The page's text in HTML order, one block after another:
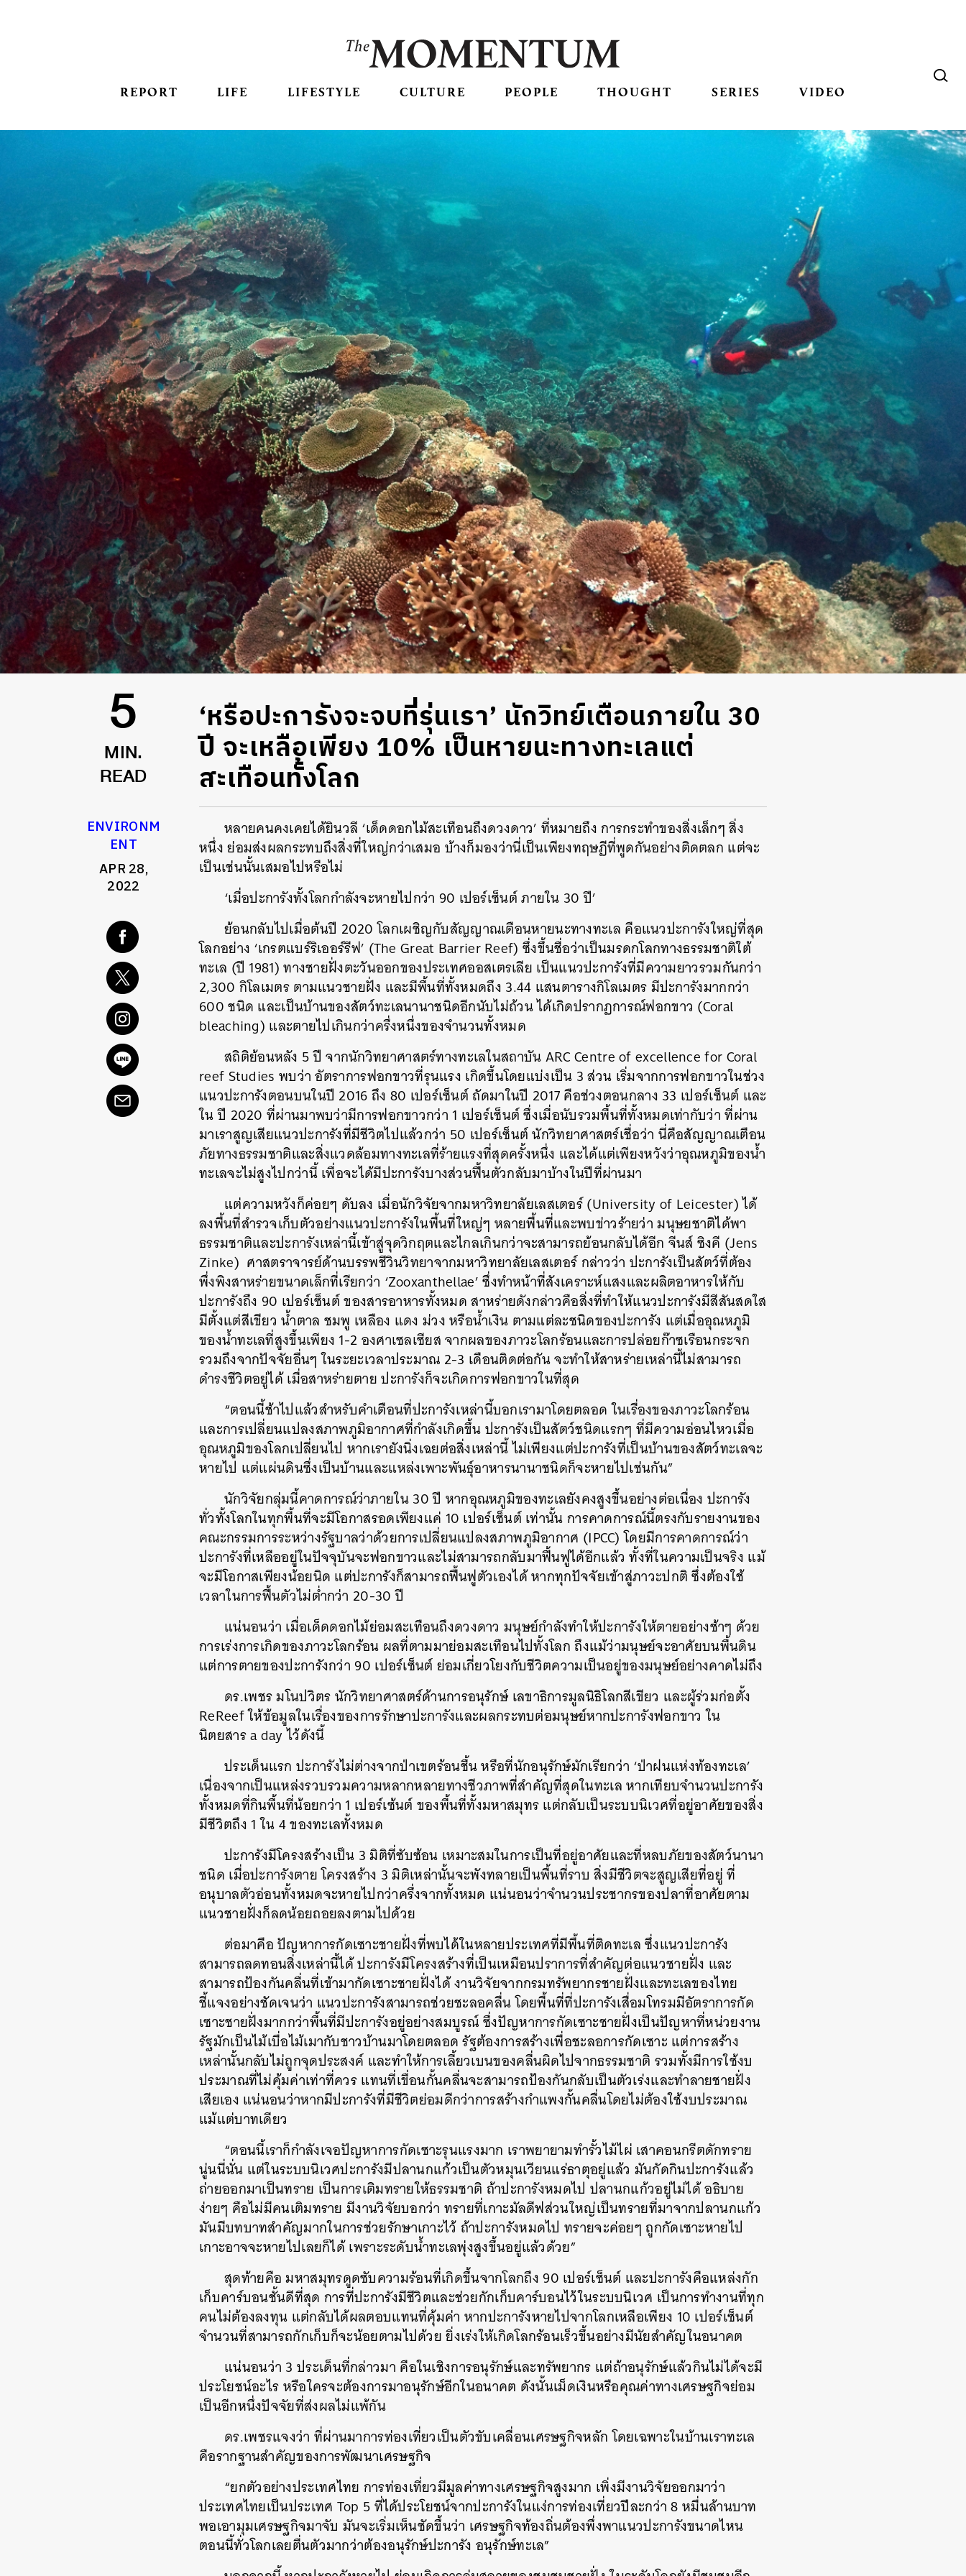
REPORT LIFE LIFESTYLE CULTURE PEOPLE THOUGHT SERIES VIDEO
5
MIN.
READ
ENVIRONM
ENT
APR 28,
2022
‘หรือปะการังจะจบที่รุ่นเรา’ นักวิทย์เตือนภายใน 30
ปี จะเหลือเพียง 10% เป็นหายนะทางทะเลแต่
สะเทือนทั้งโลก
หลายคนคงเคยได้ยินวลี ‘เด็ดดอกไม้สะเทือนถึงดวงดาว’ ที่หมายถึง การกระทำของสิ่งเล็กๆ สิ่ง
หนึ่ง ย่อมส่งผลกระทบถึงสิ่งที่ใหญ่กว่าเสมอ บ้างก็มองว่านี่เป็นเพียงทฤษฏีที่พูดกันอย่างติดตลก แต่จะ
เป็นเช่นนั้นเสมอไปหรือไม่
‘เมื่อปะการังทั้งโลกกำลังจะหายไปกว่า 90 เปอร์เซ็นต์ ภายใน 30 ปี’
ย้อนกลับไปเมื่อต้นปี 2020 โลกเผชิญกับสัญญาณเตือนหายนะทางทะเล คือแนวปะการังใหญ่ที่สุด
โลกอย่าง ‘เกรตแบร์ริเออร์รีฟ’ (The Great Barrier Reef) ซึ่งขึ้นชื่อว่าเป็นมรดกโลกทางธรรมชาติใต้
ทะเล (ปี 1981) ทางชายฝั่งตะวันออกของประเทศออสเตรเลีย เป็นแนวปะการังที่มีความยาวรวมกันกว่า
2,300 กิโลเมตร ตามแนวชายฝั่ง และมีพื้นที่ทั้งหมดถึง 3.44 แสนตารางกิโลเมตร มีปะการังมากกว่า
600 ชนิด และเป็นบ้านของสัตว์ทะเลนานาชนิดอีกนับไม่ถ้วน ได้เกิดปรากฏการณ์ฟอกขาว (Coral
bleaching) และตายไปเกินกว่าครึ่งหนึ่งของจำนวนทั้งหมด
สถิติย้อนหลัง 5 ปี จากนักวิทยาศาสตร์ทางทะเลในสถาบัน ARC Centre of excellence for Coral
reef Studies พบว่า อัตราการฟอกขาวที่รุนแรง เกิดขึ้นโดยแบ่งเป็น 3 ส่วน เริ่มจากการฟอกขาวในช่วง
แนวปะการังตอนบนในปี 2016 ถึง 80 เปอร์เซ็นต์ ถัดมาในปี 2017 คือช่วงตอนกลาง 33 เปอร์เซ็นต์ และ
ใน ปี 2020 ที่ผ่านมาพบว่ามีการฟอกขาวกว่า 1 เปอร์เซ็นต์ ซึ่งเมื่อนับรวมพื้นที่ทั้งหมดเท่ากับว่า ที่ผ่าน
มาเราสูญเสียแนวปะการังที่มีชีวิตไปแล้วกว่า 50 เปอร์เซ็นต์ นักวิทยาศาสตร์เชื่อว่า นี่คือสัญญาณเตือน
ภัยทางธรรมชาติและสิ่งแวดล้อมทางทะเลที่ร้ายแรงที่สุดครั้งหนึ่ง และได้แต่เพียงหวังว่าอุณหภูมิของน้ำ
ทะเลจะไม่สูงไปกว่านี้ เพื่อจะได้มีปะการังบางส่วนฟื้นตัวกลับมาบ้างในปีที่ผ่านมา
แต่ความหวังก็ค่อยๆ ดับลง เมื่อนักวิจัยจากมหาวิทยาลัยเลสเตอร์ (University of Leicester) ได้
ลงพื้นที่สำรวจเก็บตัวอย่างแนวปะการังในพื้นที่ใหญ่ๆ หลายพื้นที่และพบข่าวร้ายว่า มนุษยชาติได้พา
ธรรมชาติและปะการังเหล่านี้เข้าสู่จุดวิกฤตและไกลเกินกว่าจะสามารถย้อนกลับได้อีก จีนส์ ซิงคี (Jens
Zinke) ศาสตราจารย์ด้านบรรพชีวินวิทยาจากมหาวิทยาลัยเลสเตอร์ กล่าวว่า ปะการังเป็นสัตว์ที่ต้อง
พึ่งพิงสาหร่ายขนาดเล็กที่เรียกว่า ‘Zooxanthellae’ ซึ่งทำหน้าที่สังเคราะห์แสงและผลิตอาหารให้กับ
ปะการังถึง 90 เปอร์เซ็นต์ ของสารอาหารทั้งหมด สาหร่ายดังกล่าวคือสิ่งที่ทำให้แนวปะการังมีสีสันสดใส
มีตั้งแต่สีเขียว น้ำตาล ชมพู เหลือง แดง ม่วง หรือน้ำเงิน ตามแต่ละชนิดของปะการัง แต่เมื่ออุณหภูมิ
ของน้ำทะเลที่สูงขึ้นเพียง 1-2 องศาเซลเซียส จากผลของภาวะโลกร้อนและการปล่อยก๊าซเรือนกระจก
รวมถึงจากปัจจัยอื่นๆ ในระยะเวลาประมาณ 2-3 เดือนติดต่อกัน จะทำให้สาหร่ายเหล่านี้ไม่สามารถ
ดำรงชีวิตอยู่ได้ เมื่อสาหร่ายตาย ปะการังก็จะเกิดการฟอกขาวในที่สุด
“ตอนนี้ช้าไปแล้วสำหรับคำเตือนที่ปะการังเหล่านี้บอกเรามาโดยตลอด ในเรื่องของภาวะโลกร้อน
และการเปลี่ยนแปลงสภาพภูมิอากาศที่กำลังเกิดขึ้น ปะการังเป็นสัตว์ชนิดแรกๆ ที่มีความอ่อนไหวเมื่อ
อุณหภูมิของโลกเปลี่ยนไป หากเรายังนิ่งเฉยต่อสิ่งเหล่านี้ ไม่เพียงแต่ปะการังที่เป็นบ้านของสัตว์ทะเลจะ
หายไป แต่แผ่นดินซึ่งเป็นบ้านและแหล่งเพาะพันธุ์อาหารนานาชนิดก็จะหายไปเช่นกัน”
นักวิจัยกลุ่มนี้คาดการณ์ว่าภายใน 30 ปี หากอุณหภูมิของทะเลยังคงสูงขึ้นอย่างต่อเนื่อง ปะการัง
ทั่วทั้งโลกในทุกพื้นที่จะมีโอกาสรอดเพียงแค่ 10 เปอร์เซ็นต์ เท่านั้น การคาดการณ์นี้ตรงกับรายงานของ
คณะกรรมการระหว่างรัฐบาลว่าด้วยการเปลี่ยนแปลงสภาพภูมิอากาศ (IPCC) โดยมีการคาดการณ์ว่า
ปะการังที่เหลืออยู่ในปัจจุบันจะฟอกขาวและไม่สามารถกลับมาฟื้นฟูได้อีกแล้ว ทั้งที่ในความเป็นจริง แม้
จะมีโอกาสเพียงน้อยนิด แต่ปะการังก็สามารถฟื้นฟูตัวเองได้ หากทุกปัจจัยเข้าสู่ภาวะปกติ ซึ่งต้องใช้
เวลาในการฟื้นตัวไม่ต่ำกว่า 20-30 ปี
แน่นอนว่า เมื่อเด็ดดอกไม้ย่อมสะเทือนถึงดวงดาว มนุษย์กำลังทำให้ปะการังให้ตายอย่างช้าๆ ด้วย
การเร่งการเกิดของภาวะโลกร้อน ผลที่ตามมาย่อมสะเทือนไปทั้งโลก ถึงแม้ว่ามนุษย์จะอาศัยบนพื้นดิน
แต่การตายของปะการังกว่า 90 เปอร์เซ็นต์ ย่อมเกี่ยวโยงกับชีวิตความเป็นอยู่ของมนุษย์อย่างคาดไม่ถึง
ดร.เพชร มโนปวิตร นักวิทยาศาสตร์ด้านการอนุรักษ์ เลขาธิการมูลนิธิโลกสีเขียว และผู้ร่วมก่อตั้ง
ReReef ให้ข้อมูลในเรื่องของการรักษาปะการังและผลกระทบต่อมนุษย์หากปะการังฟอกขาว ใน
นิตยสาร a day ไว้ดังนี้
ประเด็นแรก ปะการังไม่ต่างจากป่าเขตร้อนชื้น หรือที่นักอนุรักษ์มักเรียกว่า ‘ป่าฝนแห่งท้องทะเล’
เนื่องจากเป็นแหล่งรวบรวมความหลากหลายทางชีวภาพที่สำคัญที่สุดในทะเล หากเทียบจำนวนปะการัง
ทั้งหมดที่กินพื้นที่น้อยกว่า 1 เปอร์เซ้นต์ ของพื้นที่ทั้งมหาสมุทร แต่กลับเป็นระบบนิเวศที่อยู่อาศัยของสิ่ง
มีชีวิตถึง 1 ใน 4 ของทะเลทั้งหมด
ปะการังมีโครงสร้างเป็น 3 มิติที่ซับซ้อน เหมาะสมในการเป็นที่อยู่อาศัยและที่หลบภัยของสัตว์นานา
ชนิด เมื่อปะการังตาย โครงสร้าง 3 มิติเหล่านั้นจะพังทลายเป็นพื้นที่ราบ สิ่งมีชีวิตจะสูญเสียที่อยู่ ที่
อนุบาลตัวอ่อนทั้งหมดจะหายไปกว่าครึ่งจากทั้งหมด แน่นอนว่าจำนวนประชากรของปลาที่อาศัยตาม
แนวชายฝั่งก็ลดน้อยถอยลงตามไปด้วย
ต่อมาคือ ปัญหาการกัดเซาะชายฝั่งที่พบได้ในหลายประเทศที่มีพื้นที่ติดทะเล ซึ่งแนวปะการัง
สามารถลดทอนสิ่งเหล่านี้ได้ ปะการังมีโครงสร้างที่เป็นเหมือนปราการที่สำคัญต่อแนวชายฝั่ง และ
สามารถป้องกันคลื่นที่เข้ามากัดเซาะชายฝั่งได้ งานวิจัยจากกรมทรัพยากรชายฝั่งและทะเลของไทย
ชี้แจงอย่างชัดเจนว่า แนวปะการังสามารถช่วยชะลอคลื่น โดยพื้นที่ที่ปะการังเสื่อมโทรมมีอัตราการกัด
เซาะชายฝั่งมากกว่าพื้นที่มีปะการังอยู่อย่างสมบูรณ์ ซึ่งปัญหาการกัดเซาะชายฝั่งเป็นปัญหาที่หน่วยงาน
รัฐมักเป็นไม้เบื่อไม้เมากับชาวบ้านมาโดยตลอด รัฐต้องการสร้างเพื่อชะลอการกัดเซาะ แต่การสร้าง
เหล่านั้นกลับไม่ถูกจุดประสงค์ และทำให้การเลี้ยวเบนของคลื่นผิดไปจากธรรมชาติ รวมทั้งมีการใช้งบ
ประมาณที่ไม่คุ้มค่าเท่าที่ควร แทนที่เขื่อนกั้นคลื่นจะสามารถป้องกันกลับเป็นตัวเร่งและทำลายชายฝั่ง
เสียเอง แน่นอนว่าหากมีปะการังที่มีชีวิตย่อมดีกว่าการสร้างกำแพงกั้นคลื่นโดยไม่ต้องใช้งบประมาณ
แม้แต่บาทเดียว
“ตอนนี้เราก็กำลังเจอปัญหาการกัดเซาะรุนแรงมาก เราพยายามทำรั้วไม้ไผ่ เสาคอนกรีตดักทราย
นู่นนี่นั่น แต่ในระบบนิเวศปะการังมีปลานกแก้วเป็นตัวหมุนเวียนแร่ธาตุอยู่แล้ว มันกัดกินปะการังแล้ว
ถ่ายออกมาเป็นทราย เป็นการเติมทรายให้ธรรมชาติ ถ้าปะการังหมดไป ปลานกแก้วอยู่ไม่ได้ อธิบาย
ง่ายๆ คือไม่มีคนเติมทราย มีงานวิจัยบอกว่า ทรายที่เกาะมัลดีฟส่วนใหญ่เป็นทรายที่มาจากปลานกแก้ว
มันมีบทบาทสำคัญมากในการช่วยรักษาเกาะไว้ ถ้าปะการังหมดไป ทรายจะค่อยๆ ถูกกัดเซาะหายไป
เกาะอาจจะหายไปเลยก็ได้ เพราะระดับน้ำทะเลพุ่งสูงขึ้นอยู่แล้วด้วย”
สุดท้ายคือ มหาสมุทรดูดซับความร้อนที่เกิดขึ้นจากโลกถึง 90 เปอร์เซ็นต์ และปะการังคือแหล่งกัก
เก็บคาร์บอนชั้นดีที่สุด การที่ปะการังมีชีวิตและช่วยกักเก็บคาร์บอนไว้ในระบบนิเวศ เป็นการทำงานที่ทุก
คนไม่ต้องลงทุน แต่กลับได้ผลตอบแทนที่คุ้มค่า หากปะการังหายไปจากโลกเหลือเพียง 10 เปอร์เซ็นต์
จำนวนที่สามารถกักเก็บก็จะน้อยตามไปด้วย ยิ่งเร่งให้เกิดโลกร้อนเร็วขึ้นอย่างมีนัยสำคัญในอนาคต
แน่นอนว่า 3 ประเด็นที่กล่าวมา คือในเชิงการอนุรักษ์และทรัพยากร แต่ถ้าอนุรักษ์แล้วกินไม่ได้จะมี
ประโยชน์อะไร หรือใครจะต้องการมาอนุรักษ์อีกในอนาคต ดังนั้นเม็ดเงินหรือคุณค่าทางเศรษฐกิจย่อม
เป็นอีกหนึ่งปัจจัยที่ส่งผลไม่แพ้กัน
ดร.เพชรแจงว่า ที่ผ่านมาการท่องเที่ยวเป็นตัวขับเคลื่อนเศรษฐกิจหลัก โดยเฉพาะในบ้านเราทะเล
คือรากฐานสำคัญของการพัฒนาเศรษฐกิจ
“ยกตัวอย่างประเทศไทย การท่องเที่ยวมีมูลค่าทางเศรษฐกิจสูงมาก เพิ่งมีงานวิจัยออกมาว่า
ประเทศไทยเป็นประเทศ Top 5 ที่ได้ประโยชน์จากปะการังในแง่การท่องเที่ยวปีละกว่า 8 หมื่นล้านบาท
พอเอามุมเศรษฐกิจมาจับ มันจะเริ่มเห็นชัดขึ้นว่า เศรษฐกิจท้องถิ่นต้องพึ่งพาแนวปะการังขนาดไหน
ตอนนี้ทั่วโลกเลยตื่นตัวมากว่าต้องอนุรักษ์ปะการัง อนุรักษ์ทะเล”
SHARE TWEET LINE EMAIL